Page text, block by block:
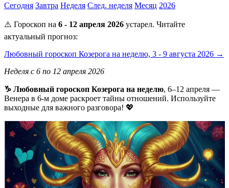
Сегодня Завтра Неделя След. неделя Месяц 2026
⚠️ Гороскоп на 6 - 12 апреля 2026 устарел. Читайте
актуальный прогноз:
Любовный гороскоп Козерога на неделю, 3 - 9 августа 2026 →
Неделя с 6 по 12 апреля 2026
♑ Любовный гороскоп Козерога на неделю, 6–12 апреля —
Венера в 6-м доме раскроет тайны отношений. Используйте
выходные для важного разговора! 💖